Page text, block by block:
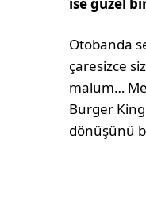
Otobanda
çaresizce
malum…
Burger
dönüşünü